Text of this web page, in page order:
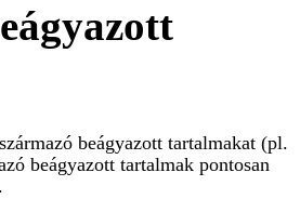
beágyazott tartalmakat (pl.
beágyazott tartalmak pontosan